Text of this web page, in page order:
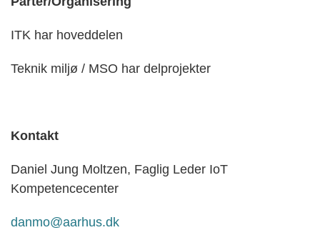
ITK har hoveddelen
Teknik miljø / MSO har delprojekter
Kontakt
Daniel Jung Moltzen, Faglig Leder IoT
Kompetencecenter
danmo@aarhus.dk